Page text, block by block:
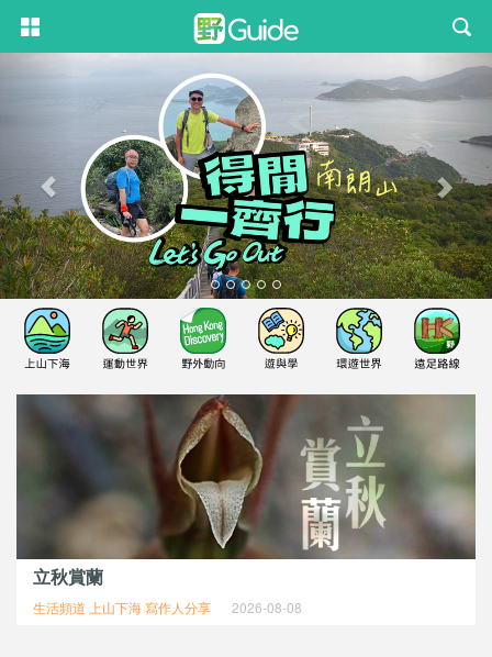
立秋賞蘭
生活頻道 上山下海 寫作人分享 2026-08-08